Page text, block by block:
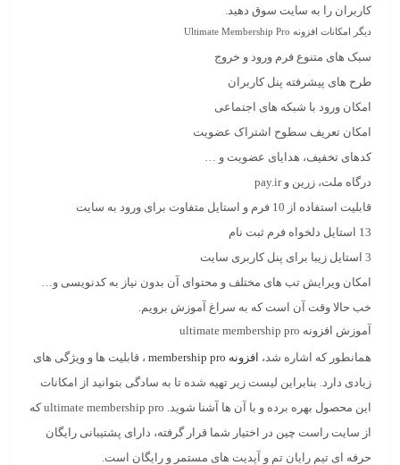
کاربران را به سایت سوق دهید.
دیگر امکانات افزونه Ultimate Membership Pro
سبک های متنوع فرم ورود و خروج
طرح های پیشرفته پنل کاربران
امکان ورود با شبکه های اجتماعی
امکان تعریف سطوح اشتراک عضویت
کدهای تخفیف، هدایای عضویت و …
درگاه ملت، زرین و pay.ir
قابلیت استفاده از 10 فرم و استایل متفاوت برای ورود به سایت
13 استایل دلخواه فرم ثبت نام
3 استایل زیبا برای پنل کاربری سایت
امکان ویرایش تب های مختلف و محتوای آن بدون نیاز به کدنویسی و…
خب حالا وقت آن است که به سراغ آموزش برویم.
آموزش افزونه ultimate membership pro
همانطور که اشاره شد، افزونه membership pro
، قابلیت ها و ویژگی های
زیادی دارد. بنابراین لیست زیر تهیه شده تا به سادگی بتوانید از امکانات
این محصول بهره برده و با آن ها آشنا شوید. ultimate membership pro که
از سایت راست چین در اختیار شما قرار گرفته، دارای پشتیبانی رایگان
حرفه ای تیم رایان تم و آپدیت های مستمر و رایگان است.